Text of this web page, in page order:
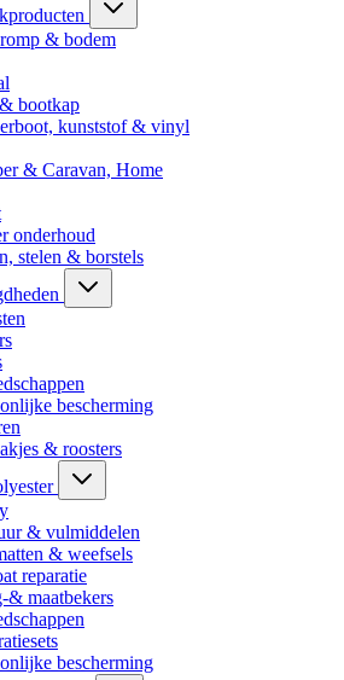
& bodem
bootkap
kunststof & vinyl
& Caravan, Home
onderhoud
stelen & borstels
bescherming
& roosters
& vulmiddelen
& weefsels
reparatie
& maatbekers
bescherming